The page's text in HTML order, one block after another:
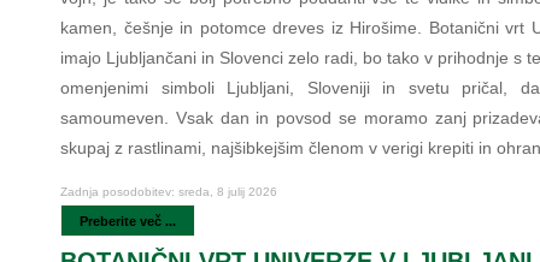
kamen, češnje in potomce dreves iz Hirošime. Botanični vrt
imajo Ljubljančani in Slovenci zelo radi, bo tako v prihodnje s
omenjenimi simboli Ljubljani, Sloveniji in svetu pričal,
samoumeven. Vsak dan in povsod se moramo zanj
skupaj z rastlinami, najšibkejšim členom v verigi krepiti in
Zadnja posodobitev: sreda, 8 julij 2026
Preberite več ...